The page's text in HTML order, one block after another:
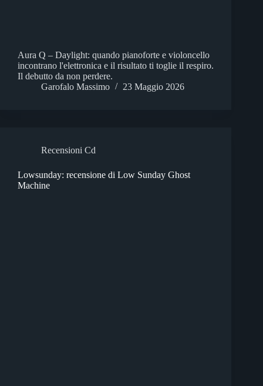
Aura Q – Daylight: quando pianoforte e violoncello
incontrano l'elettronica e il risultato ti toglie il respiro.
Il debutto da non perdere.
Garofalo Massimo
23 Maggio 2026
Recensioni Cd
Lowsunday: recensione di Low Sunday Ghost
Machine